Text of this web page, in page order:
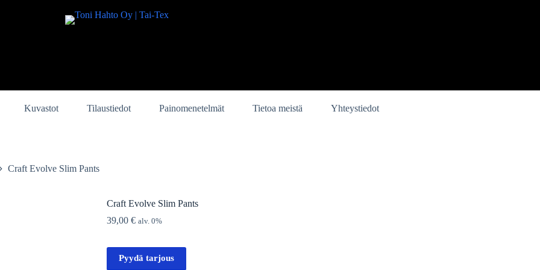
Kuvastot Tilaustiedot Painomenetelmät Tietoa meistä Yhteystiedot
Craft Evolve Slim Pants
Craft Evolve Slim Pants
39,00 € alv. 0%
Pyydä tarjous